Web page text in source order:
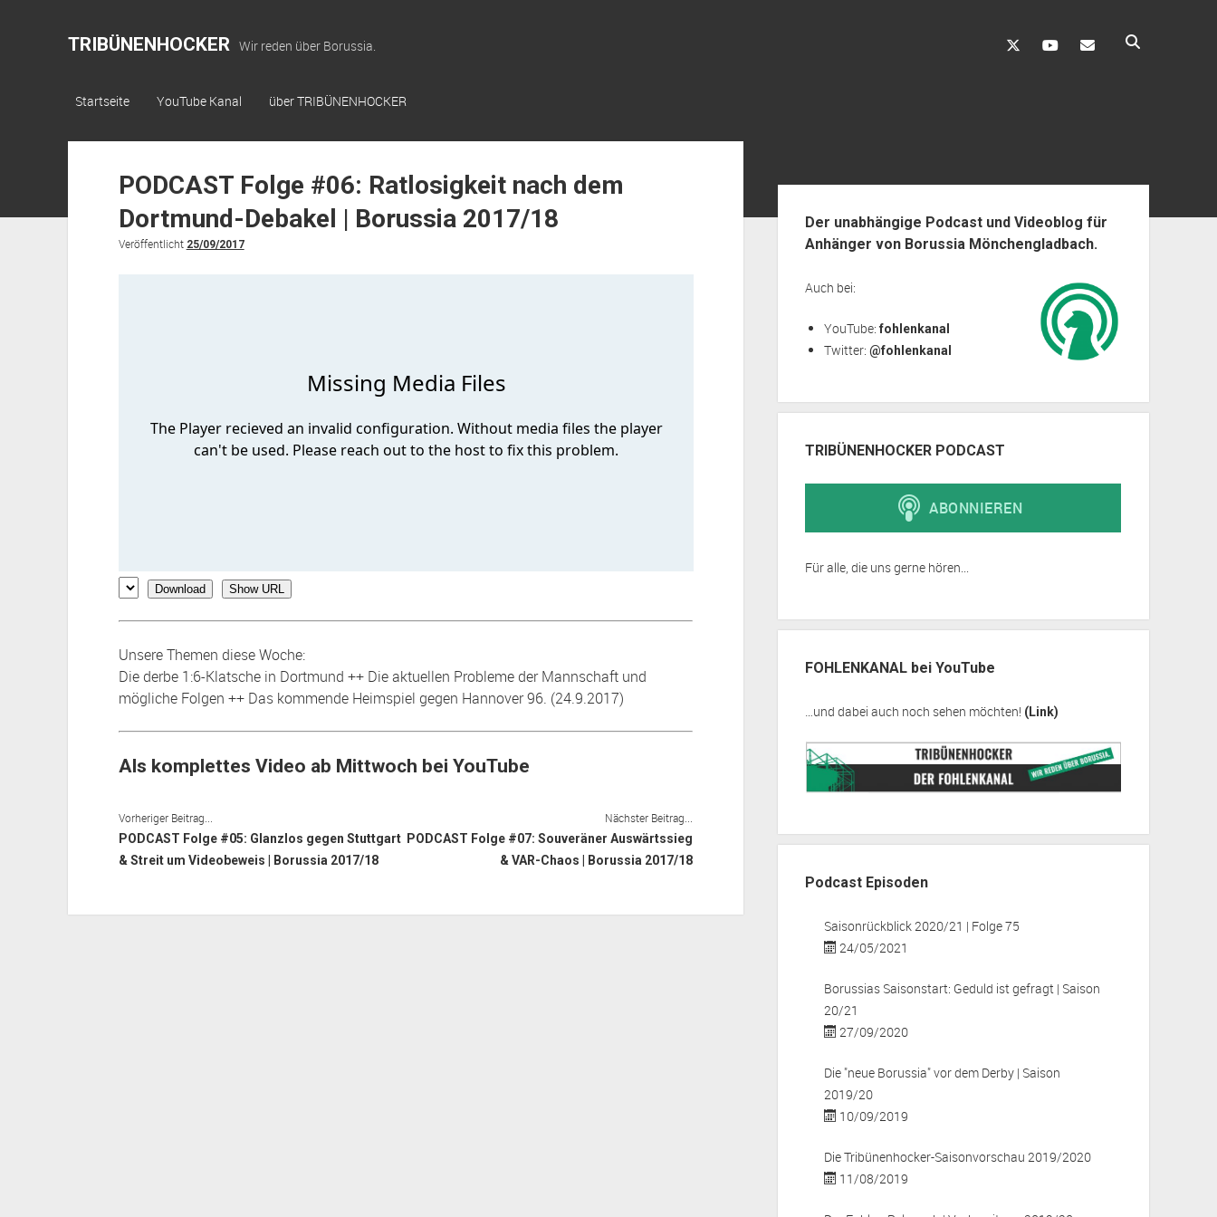
TRIBÜNENHOCKER Wir reden über Borussia. twitter youtube
Startseite YouTube Kanal über TRIBÜNENHOCKER
PODCAST Folge #06: Ratlosigkeit nach dem
Dortmund-Debakel | Borussia 2017/18
Veröffentlicht 25/09/2017
Download Show URL
Unsere Themen diese Woche:
Die derbe 1:6-Klatsche in Dortmund ++ Die aktuellen Probleme der Mannschaft und
mögliche Folgen ++ Das kommende Heimspiel gegen Hannover 96. (24.9.2017)
Als komplettes Video ab Mittwoch bei YouTube
Vorheriger Beitrag...
PODCAST Folge #05: Glanzlos gegen Stuttgart
& Streit um Videobeweis | Borussia 2017/18
Nächster Beitrag...
PODCAST Folge #07: Souveräner Auswärtssieg
& VAR-Chaos | Borussia 2017/18
Der unabhängige Podcast und Videoblog für
Anhänger von Borussia Mönchengladbach.
Auch bei:
YouTube:fohlenkanal
Twitter:@fohlenkanal
TRIBÜNENHOCKER PODCAST
Für alle, die uns gerne hören...
FOHLENKANAL bei YouTube
…und dabei auch noch sehen möchten! (Link)
Podcast Episoden
Saisonrückblick 2020/21 | Folge 75
24/05/2021
Borussias Saisonstart: Geduld ist gefragt | Saison
20/21
27/09/2020
Die "neue Borussia" vor dem Derby | Saison
2019/20
10/09/2019
Die Tribünenhocker-Saisonvorschau 2019/2020
11/08/2019